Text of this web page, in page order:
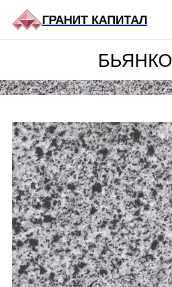
ГРАНИТ КАПИТАЛ
ГЛАВНАЯ
БЬЯНКО